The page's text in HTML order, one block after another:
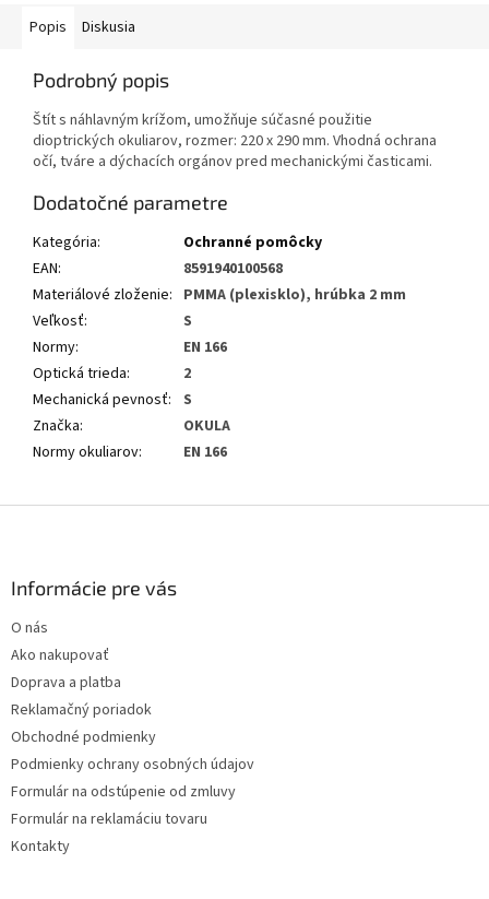
Popis Diskusia
Podrobný popis
Štít s náhlavným krížom, umožňuje súčasné použitie
dioptrických okuliarov, rozmer: 220 x 290 mm. Vhodná ochrana
očí, tváre a dýchacích orgánov pred mechanickými časticami.
Dodatočné parametre
Kategória:
Ochranné pomôcky
EAN:
8591940100568
Materiálové zloženie: PMMA (plexisklo), hrúbka 2 mm
Veľkosť:
S
Normy:
EN 166
Optická trieda:
2
Mechanická pevnosť: S
Značka:
OKULA
Normy okuliarov: EN 166
Informácie pre vás
O nás
Ako nakupovať
Doprava a platba
Reklamačný poriadok
Obchodné podmienky
Podmienky ochrany osobných údajov
Formulár na odstúpenie od zmluvy
Formulár na reklamáciu tovaru
Kontakty